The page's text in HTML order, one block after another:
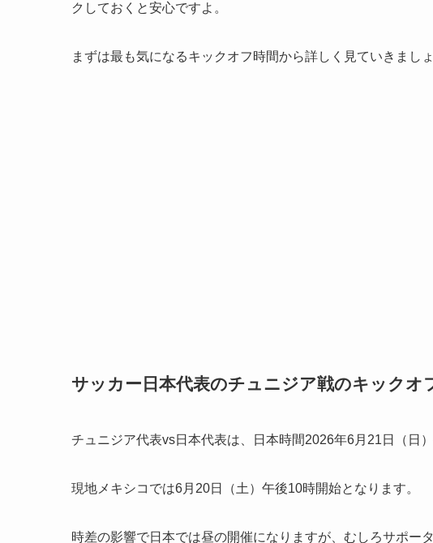
クしておくと安心ですよ。
まずは最も気になるキックオフ時間から詳しく見ていきましょ
サッカー日本代表のチュニジア戦のキックオ
チュニジア代表vs日本代表は、日本時間2026年6月21日（日
現地メキシコでは6月20日（土）午後10時開始となります。
時差の影響で日本では昼の開催になりますが、むしろサポー